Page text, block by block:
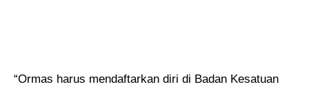
“Ormas harus mendaftarkan diri di Badan Kesatuan